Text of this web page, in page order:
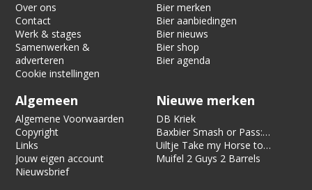
Over ons
Contact
Werk & stages
Samenwerken &
adverteren
Cookie instellingen
Bier merken
Bier aanbiedingen
Bier nieuws
Bier shop
Bier agenda
Algemeen
Algemene Voorwaarden
Copyright
Links
Jouw eigen account
Nieuwsbrief
Nieuwe merken
DB Kriek
Baxbier Smash or Pass:
Strata
Uiltje Take my Horse to
the Hotel Room
Muifel 2 Guys 2 Barrels